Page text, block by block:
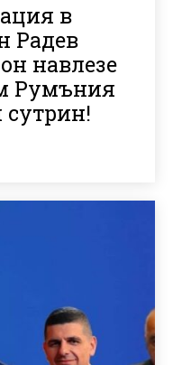
в
Радев
навлезе
Румъния
сутрин!